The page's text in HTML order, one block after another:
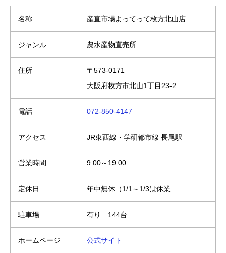
名称 産直市場よってって枚方北山店
ジャンル 農水産物直売所
住所
〒573-0171
大阪府枚方市北山1丁目23-2
電話 072-850-4147
アクセス JR東西線・学研都市線 長尾駅
営業時間 9:00～19:00
定休日 年中無休（1/1～1/3は休業
駐車場 有り 144台
ホームページ 公式サイト